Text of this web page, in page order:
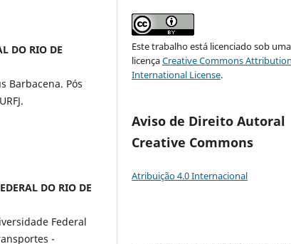
DO RIO DE
Barbacena. Pós
DO RIO DE
Federal
-
Este trabalho está licenciado sob uma
licençaCreative Commons
International License.
Aviso de Direito Autoral
Creative Commons
Atribuição 4.0 Internacional